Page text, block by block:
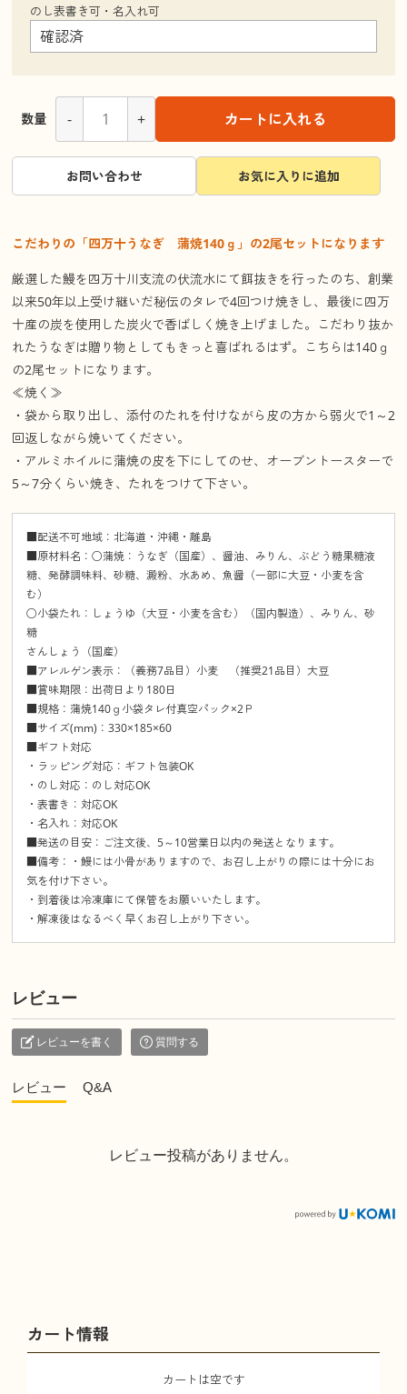
のし表書き可・名入れ可
数量 - + カートに入れる
お問い合わせ お気に入りに追加
こだわりの「四万十うなぎ 蒲焼140ｇ」の2尾セットになります
厳選した鰻を四万十川支流の伏流水にて餌抜きを行ったのち、創業
以来50年以上受け継いだ秘伝のタレで4回つけ焼きし、最後に四万
十産の炭を使用した炭火で香ばしく焼き上げました。こだわり抜か
れたうなぎは贈り物としてもきっと喜ばれるはず。こちらは140ｇ
の2尾セットになります。
≪焼く≫
・袋から取り出し、添付のたれを付けながら皮の方から弱火で1～2
回返しながら焼いてください。
・アルミホイルに蒲焼の皮を下にしてのせ、オーブントースターで
5～7分くらい焼き、たれをつけて下さい。
■配送不可地域：北海道・沖縄・離島
■原材料名：○蒲焼：うなぎ（国産）、醤油、みりん、ぶどう糖果糖液
糖、発酵調味料、砂糖、澱粉、水あめ、魚醤（一部に大豆・小麦を含
む）
○小袋たれ：しょうゆ（大豆・小麦を含む）（国内製造）、みりん、砂
糖
さんしょう（国産）
■アレルゲン表示：（義務7品目）小麦 （推奨21品目）大豆
■賞味期限：出荷日より180日
■規格：蒲焼140ｇ小袋タレ付真空パック×2Ｐ
■サイズ(mm)：330×185×60
■ギフト対応
・ラッピング対応：ギフト包装OK
・のし対応：のし対応OK
・表書き：対応OK
・名入れ：対応OK
■発送の目安：ご注文後、5～10営業日以内の発送となります。
■備考：・鰻には小骨がありますので、お召し上がりの際には十分にお
気を付け下さい。
・到着後は冷凍庫にて保管をお願いいたします。
・解凍後はなるべく早くお召し上がり下さい。
レビュー
レビューを書く 質問する
レビュー Q&A
レビュー投稿がありません。
カート情報
カートは空です